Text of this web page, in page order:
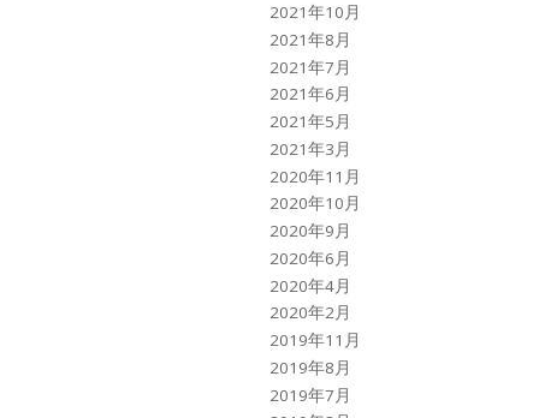
2021年10月
2021年8月
2021年7月
2021年6月
2021年5月
2021年3月
2020年11月
2020年10月
2020年9月
2020年6月
2020年4月
2020年2月
2019年11月
2019年8月
2019年7月